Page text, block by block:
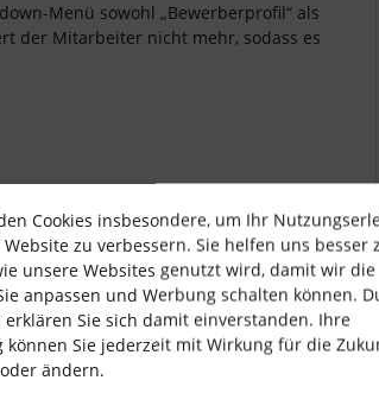
Menü sowohl „Bewerberprofil“ als
der Mitarbeiter nicht mehr, sodass es
Cookies insbesondere, um Ihr
zu verbessern. Sie helfen uns besser
unsere Websites genutzt wird, damit wir die
anpassen und Werbung schalten können.
erklären Sie sich damit einverstanden. Ihre
können Sie jederzeit mit Wirkung für die
ändern.